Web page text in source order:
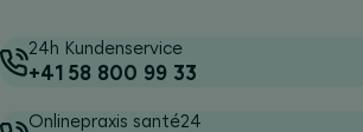
24h Kundenservice
+41 58 800 99 33
Onlinepraxis santé24